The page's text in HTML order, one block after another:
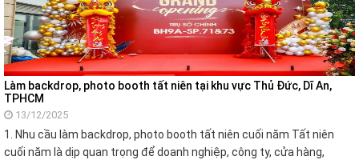
Làm backdrop, photo booth tất niên tại khu vực Thủ Đức, Dĩ An,
TPHCM
13/12/2025
1. Nhu cầu làm backdrop, photo booth tất niên cuối năm Tất niên
cuối năm là dịp quan trọng để doanh nghiệp, công ty, cửa hàng,